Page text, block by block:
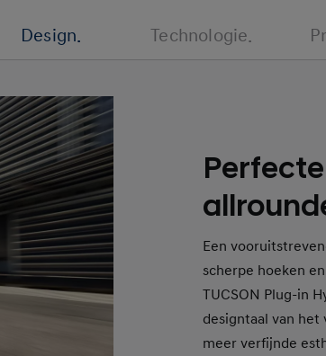
Design. Technologie.
Een
scherpe hoeken
TUCSON Plug-in
designtaal van
meer verfijnde